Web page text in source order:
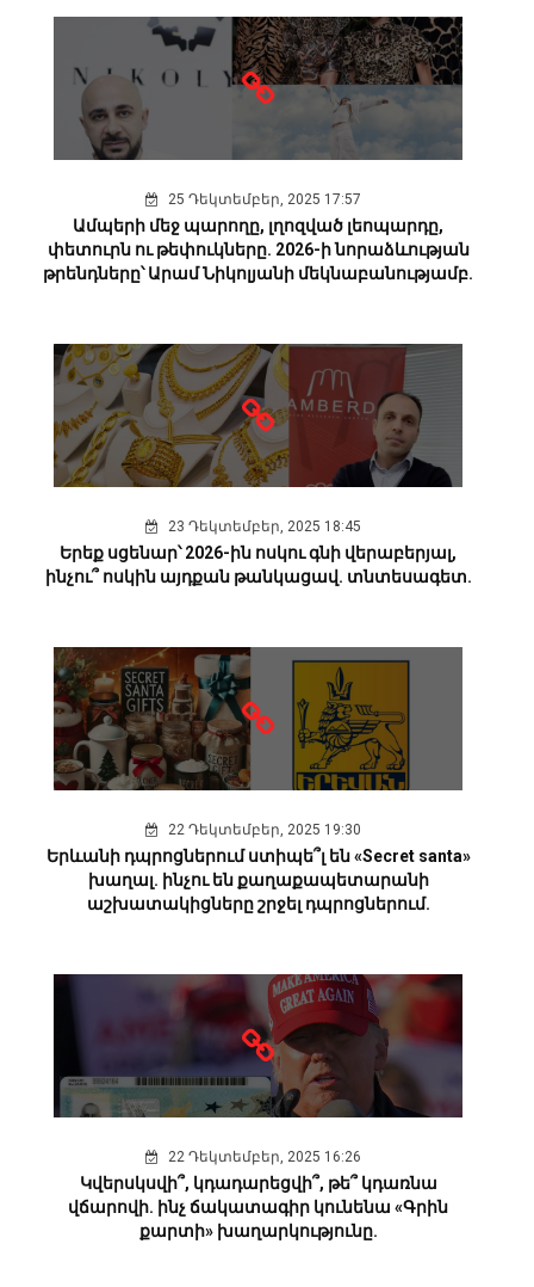
25 Դեկտեմբեր, 2025 17:57
Ամպերի մեջ պարողը, լղոզված լեոպարդը,
փետուրն ու թեփուկները. 2026-ի նորաձևության
թրենդները՝ Արամ Նիկոլյանի մեկնաբանությամբ.
23 Դեկտեմբեր, 2025 18:45
Երեք սցենար՝ 2026-ին ոսկու գնի վերաբերյալ,
ինչու՞ ոսկին այդքան թանկացավ. տնտեսագետ.
22 Դեկտեմբեր, 2025 19:30
Երևանի դպրոցներում ստիպե՞լ են «Secret santa»
խաղալ. ինչու են քաղաքապետարանի
աշխատակիցները շրջել դպրոցներում.
22 Դեկտեմբեր, 2025 16:26
Կվերսկսվի՞, կդադարեցվի՞, թե՞ կդառնա
վճարովի. ինչ ճակատագիր կունենա «Գրին
քարտի» խաղարկությունը.